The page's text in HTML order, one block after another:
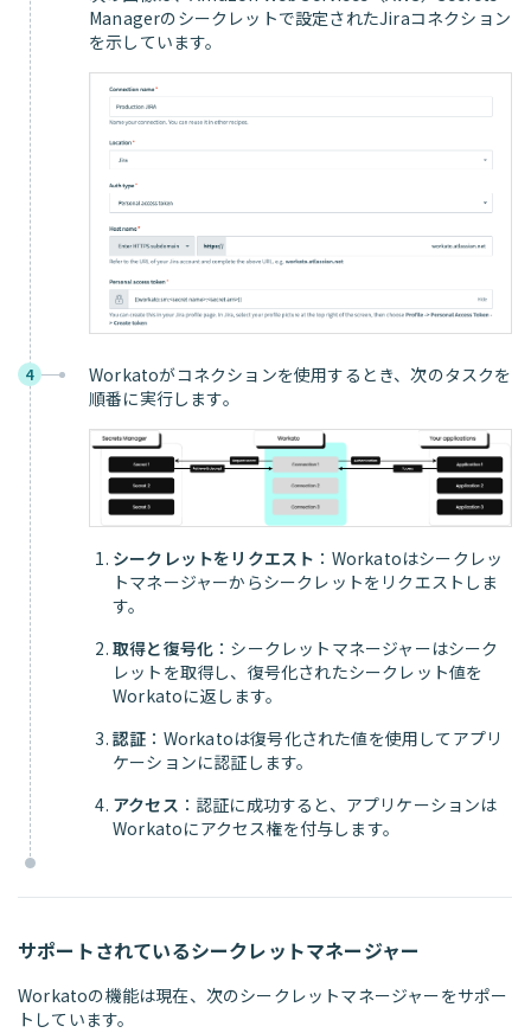
Managerのシークレットで設定されたJiraコネクション
を示しています。
4
Workatoがコネクションを使用するとき、次のタスクを
順番に実行します。
シークレットをリクエスト ：Workatoはシークレッ
トマネージャーからシークレットをリクエストしま
す。
取得と復号化 ：シークレットマネージャーはシーク
レットを取得し、復号化されたシークレット値を
Workatoに返します。
認証 ：Workatoは復号化された値を使用してアプリ
ケーションに認証します。
アクセス ：認証に成功すると、アプリケーションは
Workatoにアクセス権を付与します。
サポートされているシークレットマネージャー
Workatoの機能は現在、次のシークレットマネージャーをサポー
トしています。